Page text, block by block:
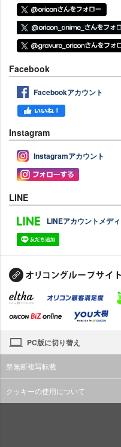
Facebook
Facebookアカウント
Instagram
Instagramアカウント
LINE
LINEアカウントメデ
PC版に切り替え
禁無断複写転載
クッキーの使用について